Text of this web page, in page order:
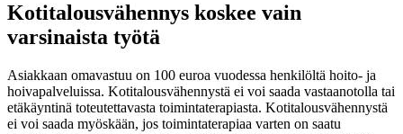
Kotitalousvähennys koskee vain
varsinaista työtä
Asiakkaan omavastuu on 100 euroa vuodessa henkilöltä hoito- ja
hoivapalveluissa. Kotitalousvähennystä ei voi saada vastaanotolla tai
etäkäyntinä toteutettavasta toimintaterapiasta. Kotitalousvähennystä
ei voi saada myöskään, jos toimintaterapiaa varten on saatu